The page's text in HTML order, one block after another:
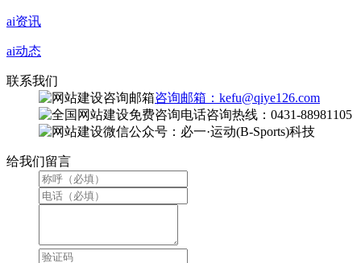
ai资讯
ai动态
联系我们
咨询邮箱：kefu@qiye126.com
咨询热线：0431-88981105
微信公众号：必一·运动(B-Sports)科技
给我们留言